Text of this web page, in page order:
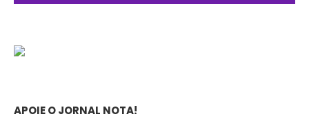
APOIE O JORNAL NOTA!